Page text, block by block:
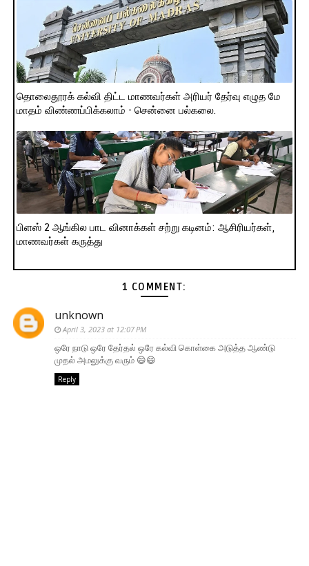
தொலைதூரக் கல்வி திட்ட மாணவர்கள் அரியர் தேர்வு எழுத மே
மாதம் விண்ணப்பிக்கலாம் - சென்னை பல்கலை.
பிளஸ் 2 ஆங்கில பாட வினாக்கள் சற்று கடினம்: ஆசிரியர்கள்,
மாணவர்கள் கருத்து
1 COMMENT:
unknown
April 3, 2023 at 12:07 PM
ஒரே நாடு ஒரே தேர்தல் ஒரே கல்வி கொள்கை அடுத்த ஆண்டு
முதல் அமலுக்கு வரும் 😄😄
Reply